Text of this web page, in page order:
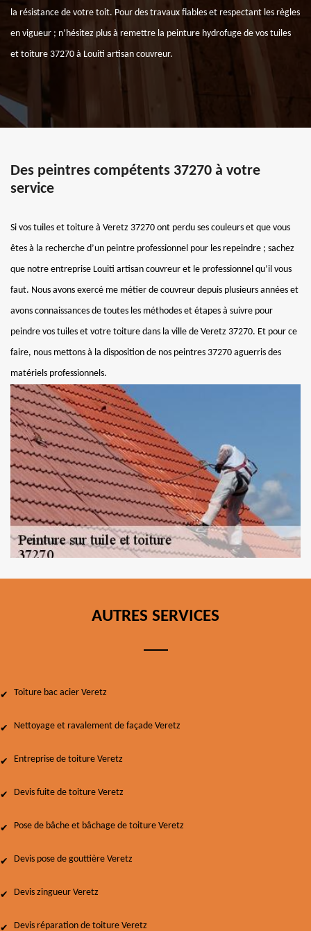
la résistance de votre toit. Pour des travaux fiables et respectant les règles
en vigueur ; n’hésitez plus à remettre la peinture hydrofuge de vos tuiles
et toiture 37270 à Louiti artisan couvreur.
Des peintres compétents 37270 à votre
service
Si vos tuiles et toiture à Veretz 37270 ont perdu ses couleurs et que vous
êtes à la recherche d’un peintre professionnel pour les repeindre ; sachez
que notre entreprise Louiti artisan couvreur et le professionnel qu’il vous
faut. Nous avons exercé me métier de couvreur depuis plusieurs années et
avons connaissances de toutes les méthodes et étapes à suivre pour
peindre vos tuiles et votre toiture dans la ville de Veretz 37270. Et pour ce
faire, nous mettons à la disposition de nos peintres 37270 aguerris des
matériels professionnels.
AUTRES SERVICES
Toiture bac acier Veretz
Nettoyage et ravalement de façade Veretz
Entreprise de toiture Veretz
Devis fuite de toiture Veretz
Pose de bâche et bâchage de toiture Veretz
Devis pose de gouttière Veretz
Devis zingueur Veretz
Devis réparation de toiture Veretz